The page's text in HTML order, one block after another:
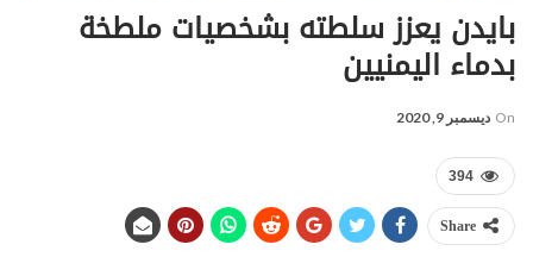
بايدن يعزز سلطته بشخصيات ملطخة
بدماء اليمنيين
On ديسمبر 9, 2020
394
Share